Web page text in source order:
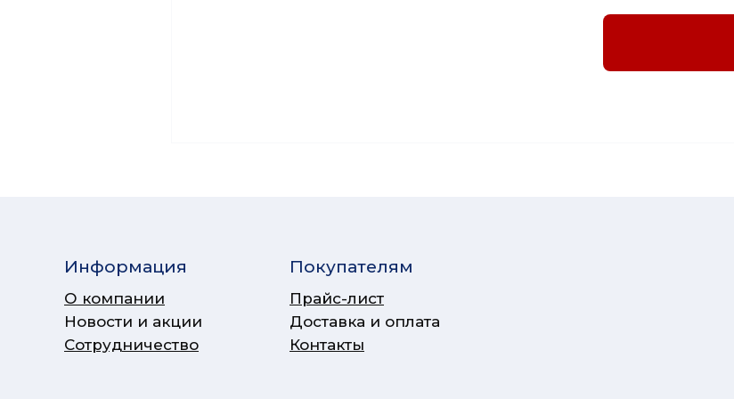
Информация
О компании
Новости и акции
Сотрудничество
Покупателям
Прайс-лист
Доставка и оплата
Контакты